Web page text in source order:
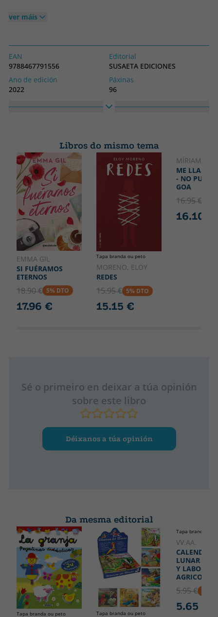
ver máis
EAN
9788467791556
Editorial
SUSAETA EDICIONES
Ano de edición
2022
Páxinas
96
Idioma
175
Libros do mismo tema
EMMA GIL
SI FUÉRAMOS
ETERNOS
18.90 € 5% DTO
17.96 €
Tapa branda ou peto
MORENO, ELOY
REDES
15.95 € 5% DTO
15.15 €
MÍRIAM
ME LLAMO
- NO
GOA
16.95 €
16.10 €
Sé o primeiro en deixar a túa opinión
sobre este libro
Déixanos a túa opinión
Da mesma editorial
Tapa branda ou peto Tapa branda ou peto
Tapa branda ou
VV.AA.
LUNAR
Y LABORES
AGRICOLAS
5.95 €
5.65 €